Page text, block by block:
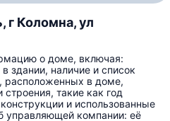
г Коломна, ул
о доме, включая:
здании, наличие и список
расположенных в доме,
такие как год
и использованные
управляющей компании: её